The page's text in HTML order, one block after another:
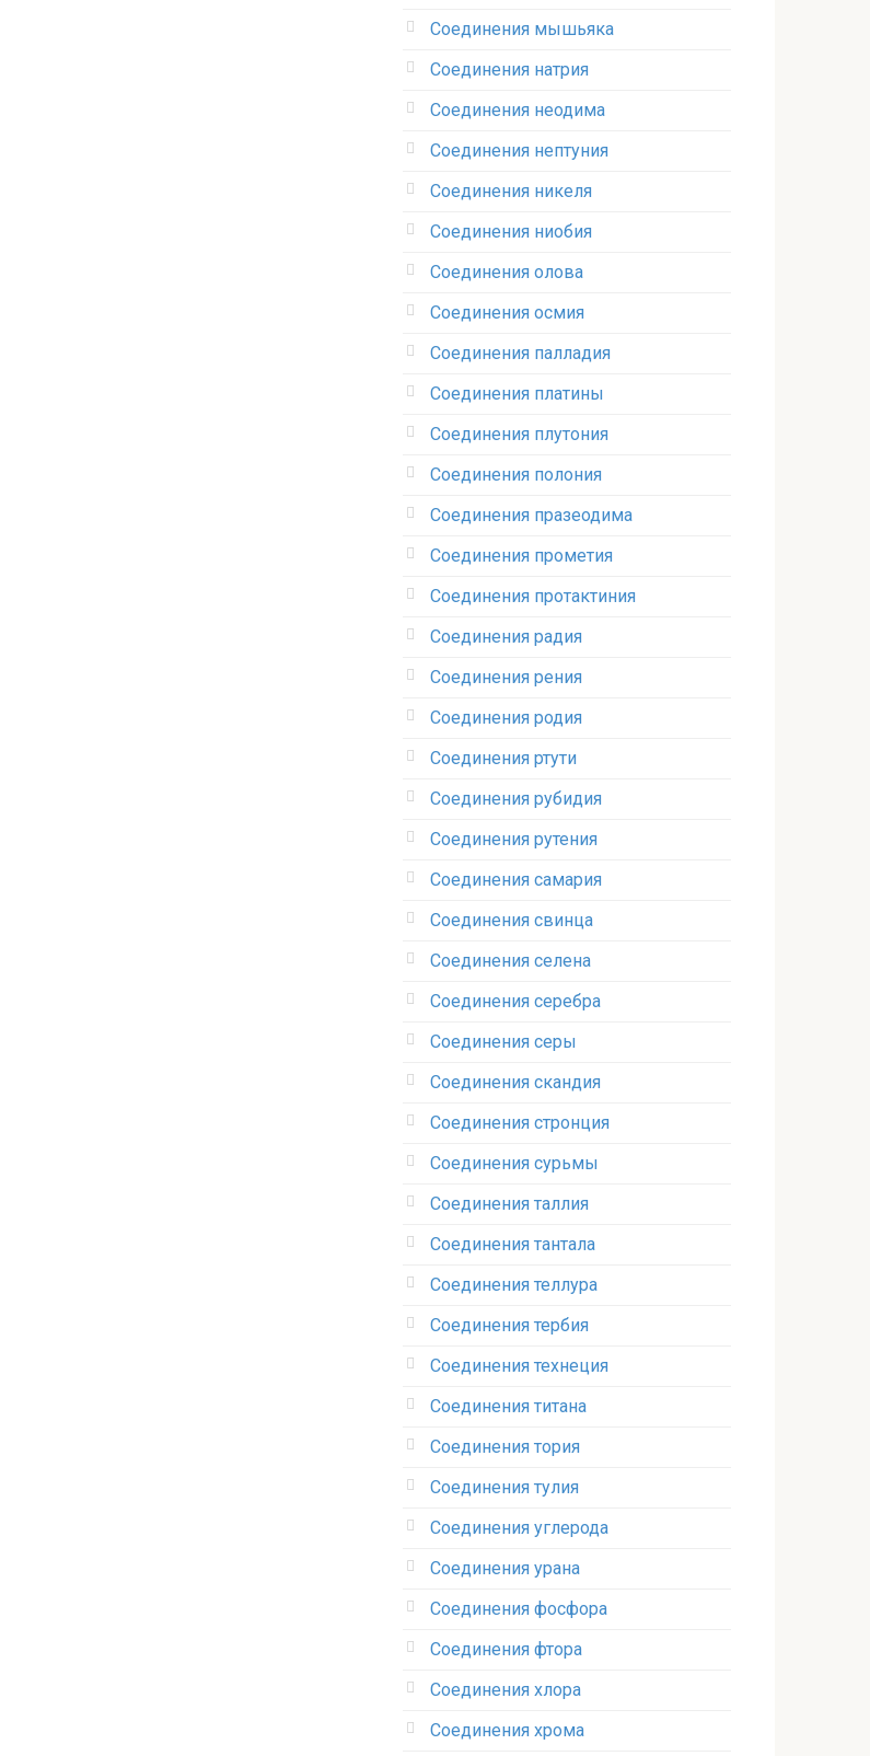
Соединения мышьяка‎ ‎
Соединения натрия‎
Соединения неодима‎
Соединения нептуния‎
Соединения никеля‎
Соединения ниобия‎
Соединения олова‎
Соединения осмия‎
Соединения палладия‎
Соединения платины‎
Соединения плутония‎
Соединения полония‎
Соединения празеодима‎
Соединения прометия‎
Соединения протактиния‎
Соединения радия‎
Соединения рения‎
Соединения родия‎
Соединения ртути‎
Соединения рубидия‎
Соединения рутения‎
Соединения самария‎
Соединения свинца‎
Соединения селена‎
Соединения серебра‎
Соединения серы‎
Соединения скандия
Соединения стронция‎
Соединения сурьмы
Соединения таллия‎
Соединения тантала‎
Соединения теллура‎
Соединения тербия‎
Соединения технеция‎
Соединения титана
Соединения тория‎
Соединения тулия‎
Соединения углерода‎
Соединения урана‎
Соединения фосфора‎
Соединения фтора‎
Соединения хлора‎
Соединения хрома‎